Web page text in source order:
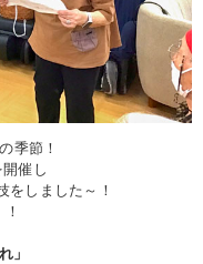
季節！
開催し
をしました～！
」